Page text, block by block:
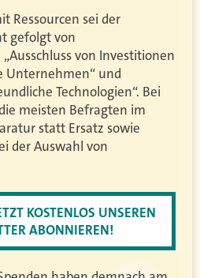
Ressourcen sei der
gefolgt von
von Investitionen
Unternehmen“ und
Technologien“. Bei
meisten Befragten im
statt Ersatz sowie
der Auswahl von
KOSTENLOS UNSEREN
ABONNIEREN!